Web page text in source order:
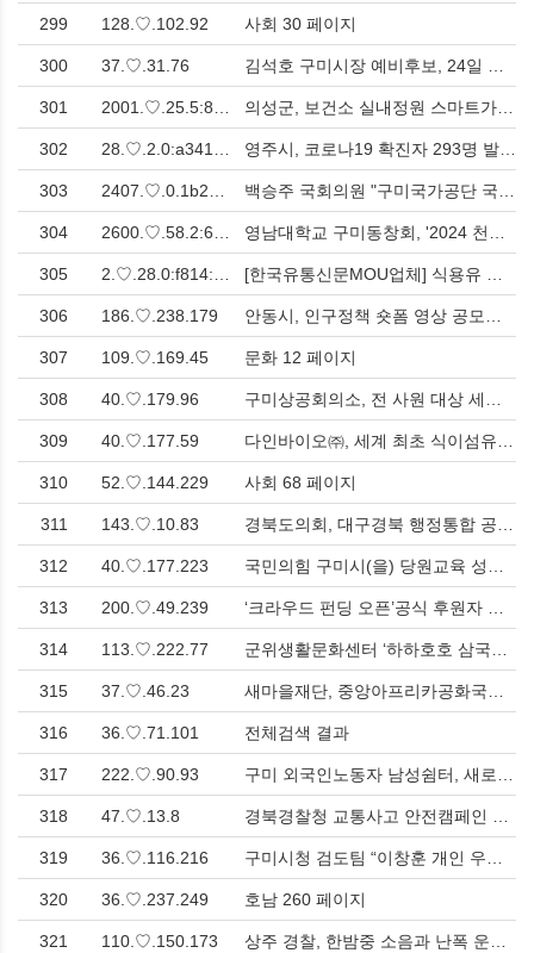
299 128.♡.102.92 사회 30 페이지
300 37.♡.31.76
301
302
303
304
305
306 186.♡.238.179
307 109.♡.169.45 문화 12 페이지
308 40.♡.179.96
309 40.♡.177.59
310 52.♡.144.229 사회 68 페이지
311 143.♡.10.83
312 40.♡.177.223
313 200.♡.49.239
314 113.♡.222.77
315 37.♡.46.23
316 36.♡.71.101 전체검색 결과
317 222.♡.90.93
318 47.♡.13.8
319 36.♡.116.216
320 36.♡.237.249 호남 260 페이지
321 110.♡.150.173